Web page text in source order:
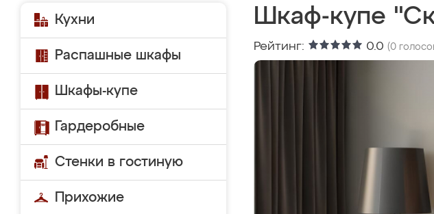
Кухни
Распашные шкафы
Шкафы-купе
Гардеробные
Стенки в гостиную
Прихожие
Шкаф-купе
Рейтинг: 0.0 (0